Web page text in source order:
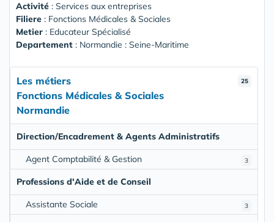
Activité : Services aux entreprises
Filiere : Fonctions Médicales & Sociales
Metier : Educateur Spécialisé
Departement : Normandie : Seine-Maritime
25
Les métiers
Fonctions Médicales & Sociales
Normandie
Direction/Encadrement & Agents Administratifs
3
Agent Comptabilité & Gestion
Professions d'Aide et de Conseil
3
Assistante Sociale